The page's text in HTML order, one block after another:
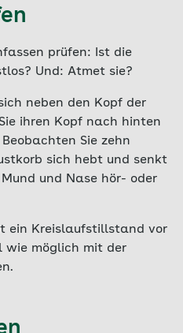
prüfen: Ist die
Und: Atmet sie?
neben den Kopf der
ihren Kopf nach hinten
Sie zehn
sich hebt und senkt
und Nase hör- oder
ein Kreislaufstillstand vor
wie möglich mit der